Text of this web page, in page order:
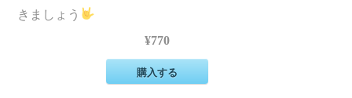
きましょう
¥770
購入する